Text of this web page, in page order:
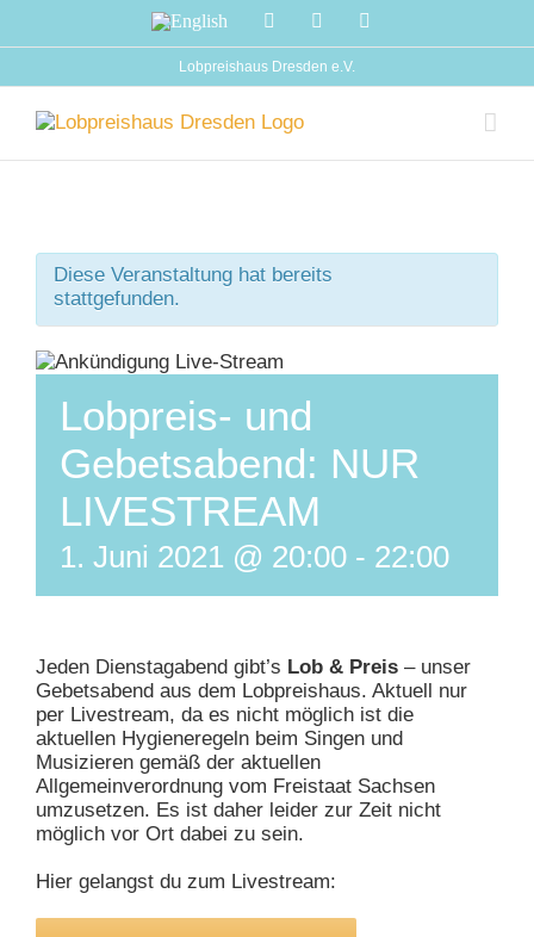
English FacebookInstagram
Lobpreishaus Dresden e.V.
Diese Veranstaltung hat bereits
stattgefunden.
Lobpreis- und
Gebetsabend: NUR
LIVESTREAM
1. Juni 2021 @ 20:00 - 22:00
Jeden Dienstagabend gibt’s Lob & Preis– unser
Gebetsabend aus dem Lobpreishaus. Aktuell nur
per Livestream, da es nicht möglich ist die
aktuellen Hygieneregeln beim Singen und
Musizieren gemäß der aktuellen
Allgemeinverordnung vom Freistaat Sachsen
umzusetzen. Es ist daher leider zur Zeit nicht
möglich vor Ort dabei zu sein.
Hier gelangst du zum Livestream: